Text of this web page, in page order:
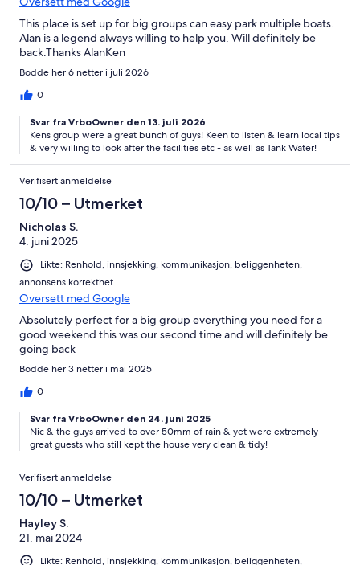
This place is set up for big groups can easy park multiple boats.
Alan is a legend always willing to help you. Will definitely be
back.Thanks AlanKen
Bodde her 6 netter i juli 2026
0
Svar fra VrboOwner den 13. juli 2026
Kens group were a great bunch of guys! Keen to listen & learn local tips
& very willing to look after the facilities etc - as well as Tank Water!
Verifisert anmeldelse
10/10 – Utmerket
Nicholas S.
4. juni 2025
Likte: Renhold, innsjekking, kommunikasjon, beliggenheten,
annonsens korrekthet
Oversett med Google
Absolutely perfect for a big group everything you need for a
good weekend this was our second time and will definitely be
going back
Bodde her 3 netter i mai 2025
0
Svar fra VrboOwner den 24. juni 2025
Nic & the guys arrived to over 50mm of rain & yet were extremely
great guests who still kept the house very clean & tidy!
Verifisert anmeldelse
10/10 – Utmerket
Hayley S.
21. mai 2024
Likte: Renhold, innsjekking, kommunikasjon, beliggenheten,